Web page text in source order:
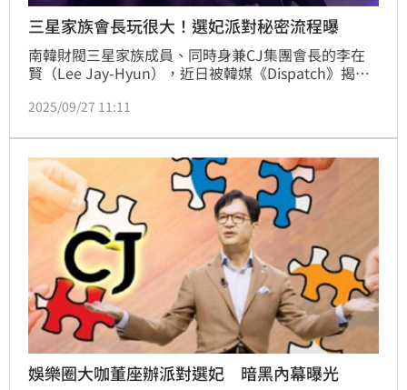
三星家族會長玩很大！選妃派對秘密流程曝
南韓財閥三星家族成員、同時身兼CJ集團會長的李在
賢（Lee Jay-Hyun），近日被韓媒《Dispatch》揭露
幕曝光後，在南韓社會及財經界引發強烈震撼。
2025/09/27 11:11
娛樂圈大咖董座辦派對選妃 暗黑內幕曝光